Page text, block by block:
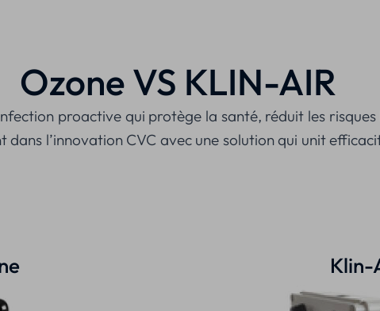
Ozone VS KLIN-AIR
proactive qui protège la santé, réduit les
l’innovation CVC avec une solution qui unit
Klin-